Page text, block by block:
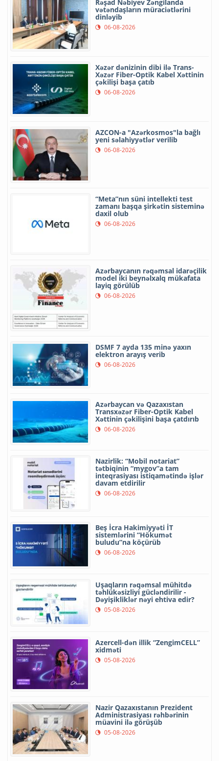
Rəşad Nəbiyev Zəngilanda
vətəndaşların müraciətlərini
dinləyib
06-08-2026
Xəzər dənizinin dibi ilə Trans-
Xəzər Fiber-Optik Kabel Xəttinin
çəkilişi başa çatıb
06-08-2026
AZCON-a "Azərkosmos"la bağlı
yeni səlahiyyətlər verilib
06-08-2026
“Meta”nın süni intellekti test
zamanı başqa şirkətin sisteminə
daxil olub
06-08-2026
Azərbaycanın rəqəmsal idarəçilik
model iki beynəlxalq mükafata
layiq görülüb
06-08-2026
DSMF 7 ayda 135 minə yaxın
elektron arayış verib
06-08-2026
Azərbaycan və Qazaxıstan
Transxəzər Fiber-Optik Kabel
Xəttinin çəkilişini başa çatdırıb
06-08-2026
Nazirlik: “Mobil notariat”
tətbiqinin “mygov”a tam
inteqrasiyası istiqamətində işlər
davam etdirilir
06-08-2026
Beş İcra Hakimiyyəti İT
sistemlərini “Hökumət
buludu”na köçürüb
06-08-2026
Uşaqların rəqəmsal mühitdə
təhlükəsizliyi gücləndirilir -
Dəyişikliklər nəyi ehtiva edir?
05-08-2026
Azercell-dən illik “ZengimCELL”
xidməti
05-08-2026
Nazir Qazaxıstanın Prezident
Administrasiyası rəhbərinin
müavini ilə görüşüb
05-08-2026